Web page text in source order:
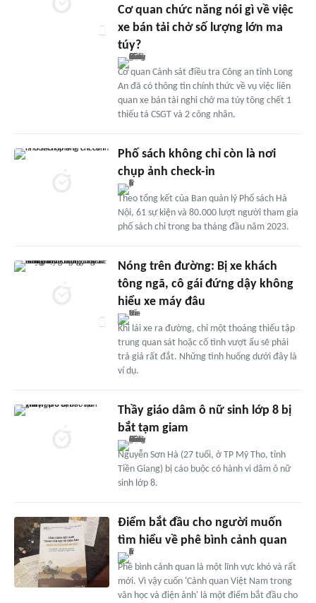
Cơ quan chức năng nói gì về việc
xe bán tải chở số lượng lớn ma
túy?
Cơ quan Cảnh sát điều tra Công an tỉnh Long
An đã có thông tin chính thức về vụ việc liên
quan xe bán tải nghi chở ma túy tông chết 1
thiếu tá CSGT và 2 công nhân.
Phố sách không chỉ còn là nơi
chụp ảnh check-in
Theo tổng kết của Ban quản lý Phố sách Hà
Nội, 61 sự kiện và 80.000 lượt người tham gia
phố sách chỉ trong ba tháng đầu năm 2023.
Nóng trên đường: Bị xe khách
tông ngã, cô gái đứng dậy không
hiểu xe máy đâu
Khi lái xe ra đường, chỉ một thoáng thiếu tập
trung quan sát hoặc cố tình vượt ẩu sẽ phải
trả giá rất đắt. Những tình huống dưới đây là
ví dụ.
Thầy giáo dâm ô nữ sinh lớp 8 bị
bắt tạm giam
Nguyễn Sơn Hà (27 tuổi, ở TP Mỹ Tho, tỉnh
Tiền Giang) bị cáo buộc có hành vi dâm ô nữ
sinh lớp 8.
Điểm bắt đầu cho người muốn
tìm hiểu về phê bình cảnh quan
Phê bình cảnh quan là một lĩnh vực khó và rất
mới. Vì vậy cuốn 'Cảnh quan Việt Nam trong
văn học và điện ảnh' là một điểm bắt đầu cho